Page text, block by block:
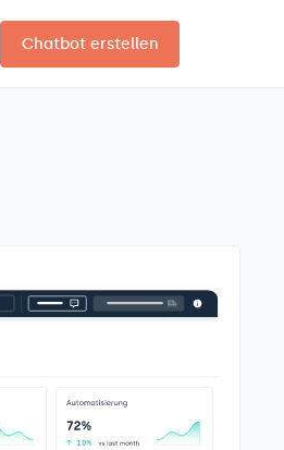
Chatbot erstellen